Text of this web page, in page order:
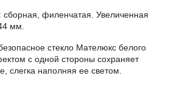
сборная, филенчатая. Увеличенная
мм.
стекло Мателюкс белого
с одной стороны сохраняет
слегка наполняя ее светом.